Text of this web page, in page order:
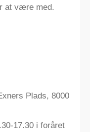
at være med.
Plads, 8000
17.30 i foråret